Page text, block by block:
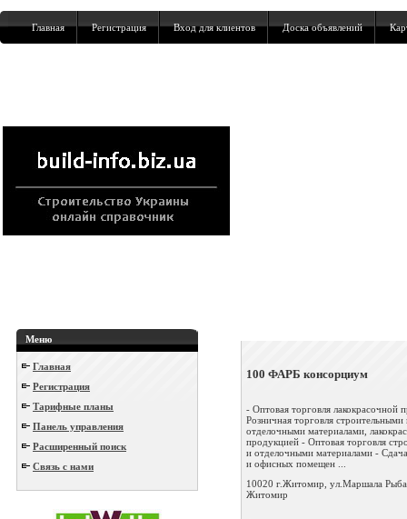
Главная Регистрация Вход для клиентов Доска объявлений
Меню
Главная
Регистрация
Тарифные планы
Панель управления
Расширенный поиск
Связь с нами
100 ФАРБ консорциум
- Оптовая торговля лакокрасочной
Розничная торговля строительными
отделочными материалами,
продукцией - Оптовая торговля
и отделочными материалами -
и офисных помещен ...
10020 г.Житомир, ул.Маршала
Житомир